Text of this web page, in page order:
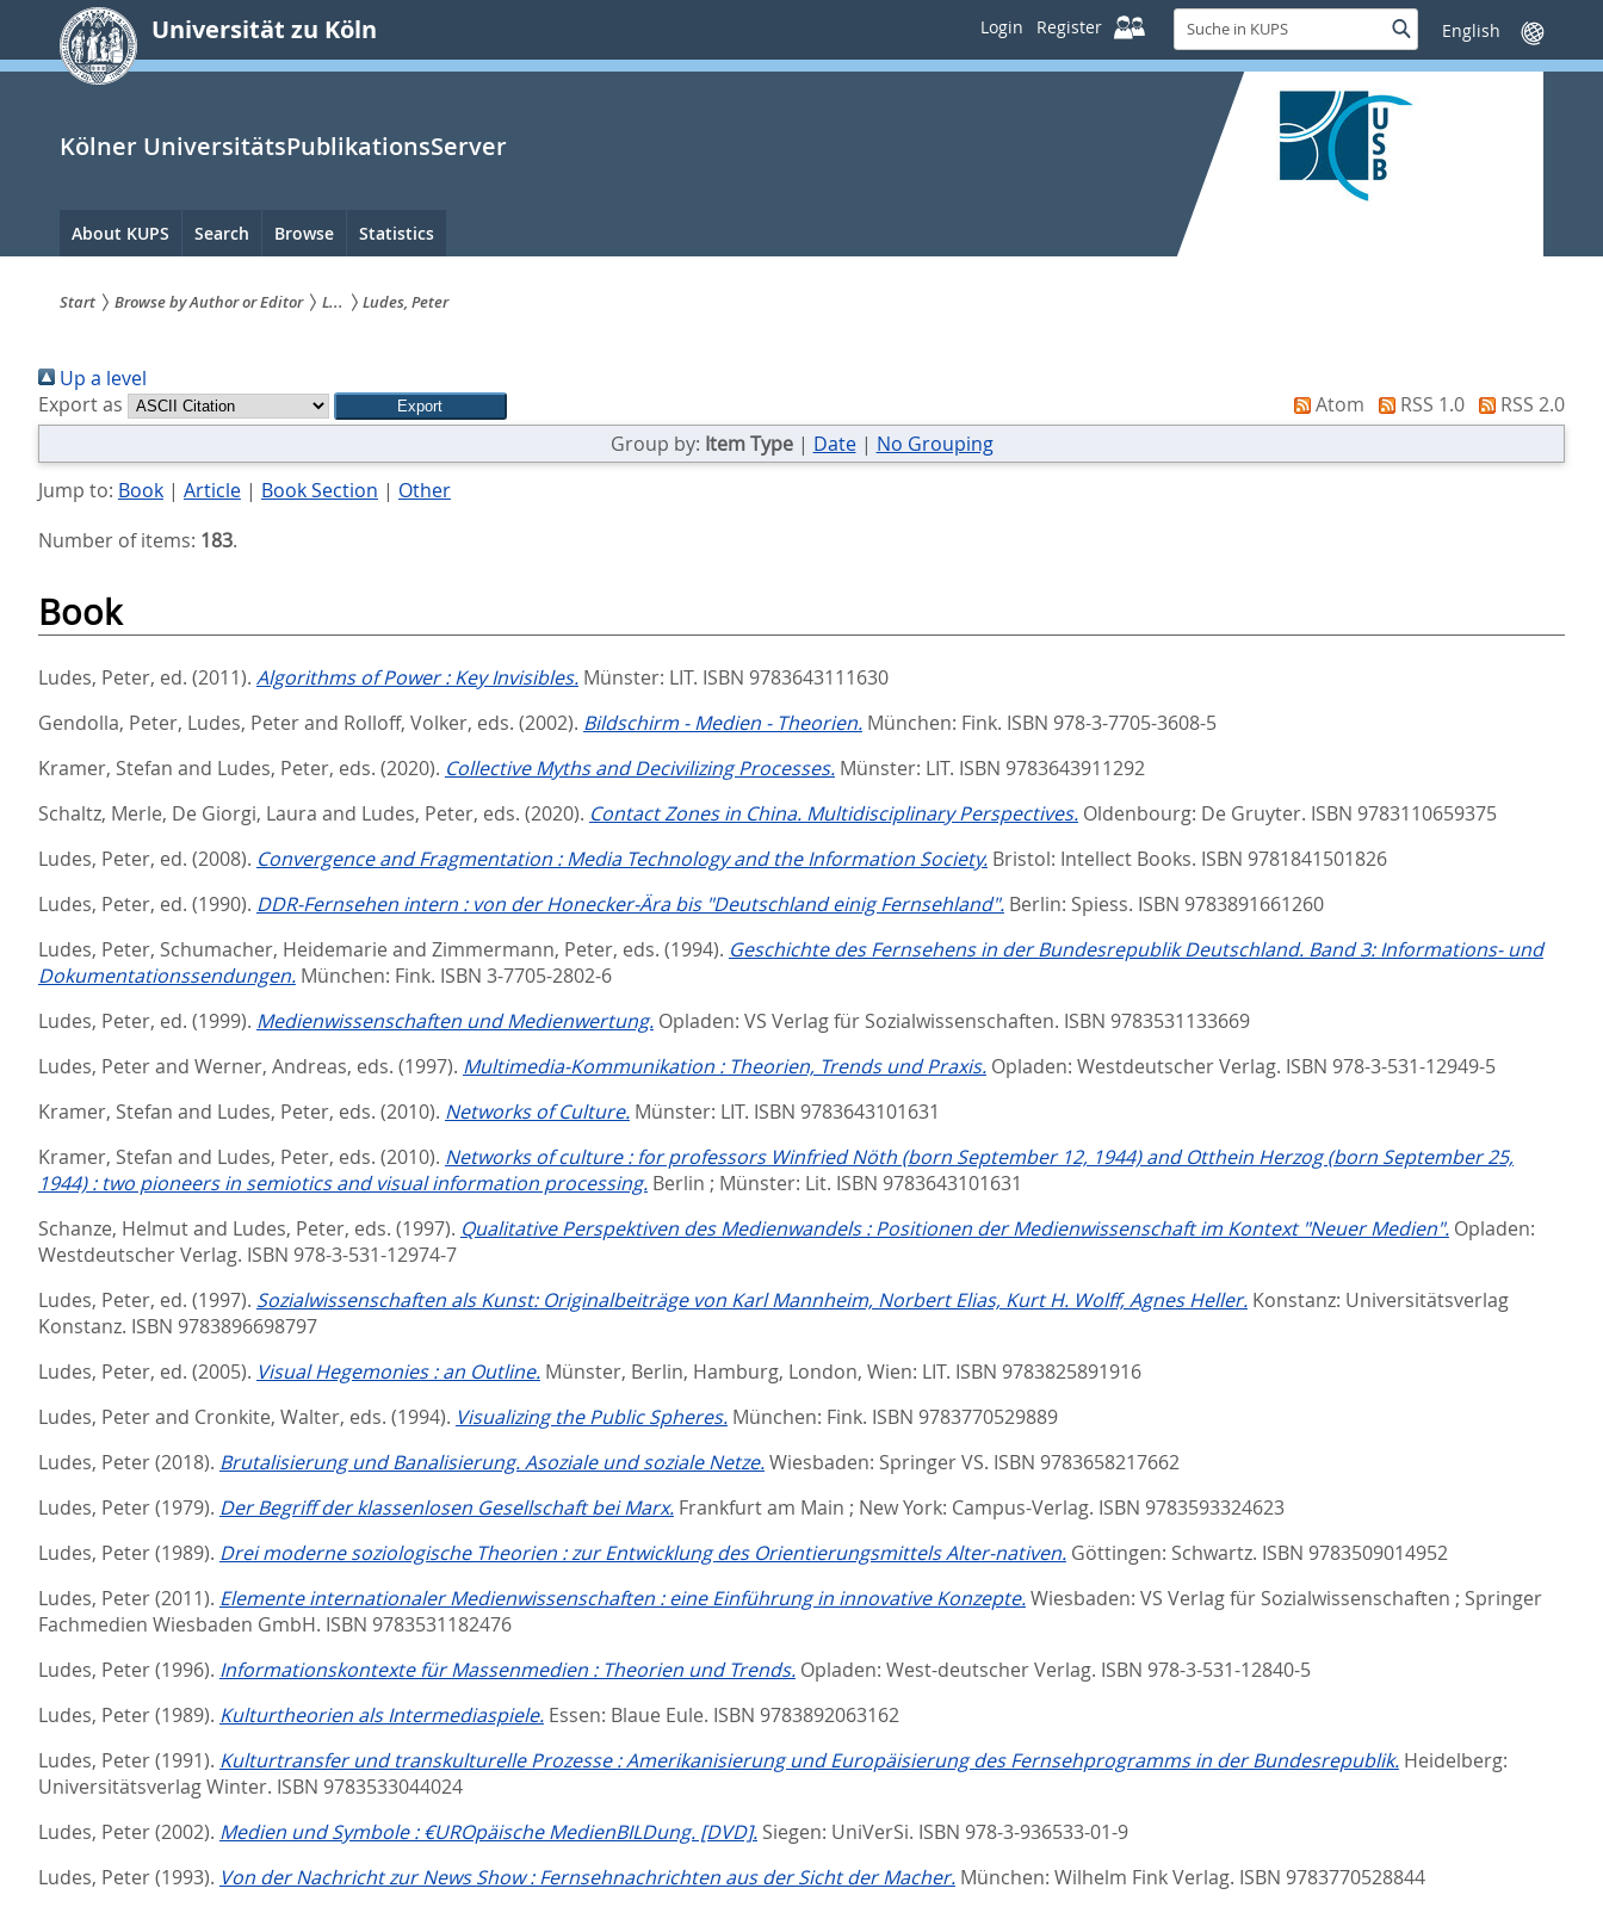
springen
Universität zu Köln Login Register
Suche
in
KUPS
SucheSprache
wechseln
Kölner UniversitätsPublikationsServer
Hauptnavigation
About KUPS Search Browse Statistics
sind
hier:
Start Browse by Author or Editor L... Ludes, Peter
Up a level
Export as
Atom RSS 1.0
RSS 2.0
Group by: Item Type| Date| No Grouping
Jump to: Book| Article| Book Section | Other
Number of items: 183.
Book
Ludes, Peter, ed. (2011). Algorithms of Power : Key Invisibles. Münster: LIT. ISBN 9783643111630
Gendolla, Peter, Ludes, Peterand Rolloff, Volker, eds. (2002). Bildschirm - Medien - Theorien. München: Fink. ISBN 978-3-7705-3608-5
Kramer, Stefan and Ludes, Peter, eds. (2020). Collective Myths and Decivilizing Processes. Münster: LIT. ISBN 9783643911292
Schaltz, Merle, De Giorgi, Laura and Ludes, Peter, eds. (2020). Contact Zones in China. Multidisciplinary Perspectives. Oldenbourg: De Gruyter. ISBN 9783110659375
Ludes, Peter, ed. (2008). Convergence and Fragmentation : Media Technology and the Information Society. Bristol: Intellect Books. ISBN 9781841501826
Ludes, Peter, ed. (1990). DDR-Fernsehen intern : von der Honecker-Ära bis "Deutschland einig Fernsehland". Berlin: Spiess. ISBN 9783891661260
Ludes, Peter, Schumacher, Heidemarie and Zimmermann, Peter, eds. (1994). Geschichte des Fernsehens in der Bundesrepublik Deutschland. Band 3: Informations- und
Dokumentationssendungen. München: Fink. ISBN 3-7705-2802-6
Ludes, Peter, ed. (1999). Medienwissenschaften und Medienwertung. Opladen: VS Verlag für Sozialwissenschaften. ISBN 9783531133669
Ludes, Peterand Werner, Andreas, eds. (1997). Multimedia-Kommunikation : Theorien, Trends und Praxis. Opladen: Westdeutscher Verlag. ISBN 978-3-531-12949-5
Kramer, Stefan and Ludes, Peter, eds. (2010). Networks of Culture. Münster: LIT. ISBN 9783643101631
Kramer, Stefan and Ludes, Peter, eds. (2010). Networks of culture : for professors Winfried Nöth (born September 12, 1944) and Otthein Herzog (born September 25,
1944) : two pioneers in semiotics and visual information processing. Berlin ; Münster: Lit. ISBN 9783643101631
Schanze, Helmutand Ludes, Peter, eds. (1997). Qualitative Perspektiven des Medienwandels : Positionen der Medienwissenschaft im Kontext "Neuer Medien". Opladen:
Westdeutscher Verlag. ISBN 978-3-531-12974-7
Ludes, Peter, ed. (1997). Sozialwissenschaften als Kunst: Originalbeiträge von Karl Mannheim, Norbert Elias, Kurt H. Wolff, Agnes Heller. Konstanz: Universitätsverlag
Konstanz. ISBN 9783896698797
Ludes, Peter, ed. (2005). Visual Hegemonies : an Outline. Münster, Berlin, Hamburg, London, Wien: LIT. ISBN 9783825891916
Ludes, Peterand Cronkite, Walter, eds. (1994). Visualizing the Public Spheres. München: Fink. ISBN 9783770529889
Ludes, Peter(2018). Brutalisierung und Banalisierung. Asoziale und soziale Netze.Wiesbaden: Springer VS. ISBN 9783658217662
Ludes, Peter(1979). Der Begriff der klassenlosen Gesellschaft bei Marx. Frankfurt am Main ; New York: Campus-Verlag. ISBN 9783593324623
Ludes, Peter(1989). Drei moderne soziologische Theorien : zur Entwicklung des Orientierungsmittels Alter-nativen. Göttingen: Schwartz. ISBN 9783509014952
Ludes, Peter(2011). Elemente internationaler Medienwissenschaften : eine Einführung in innovative Konzepte.Wiesbaden: VS Verlag für Sozialwissenschaften ; Springer
Fachmedien Wiesbaden GmbH. ISBN 9783531182476
Ludes, Peter(1996). Informationskontexte für Massenmedien : Theorien und Trends. Opladen: West-deutscher Verlag. ISBN 978-3-531-12840-5
Ludes, Peter(1989). Kulturtheorien als Intermediaspiele. Essen: Blaue Eule. ISBN 9783892063162
Ludes, Peter(1991). Kulturtransfer und transkulturelle Prozesse : Amerikanisierung und Europäisierung des Fernsehprogramms in der Bundesrepublik. Heidelberg:
Universitätsverlag Winter. ISBN 9783533044024
Ludes, Peter(2002). Medien und Symbole : €UROpäische MedienBILDung. [DVD]. Siegen: UniVerSi. ISBN 978-3-936533-01-9
Ludes, Peter(1993). Von der Nachricht zur News Show : Fernsehnachrichten aus der Sicht der Macher. München: Wilhelm Fink Verlag. ISBN 9783770528844